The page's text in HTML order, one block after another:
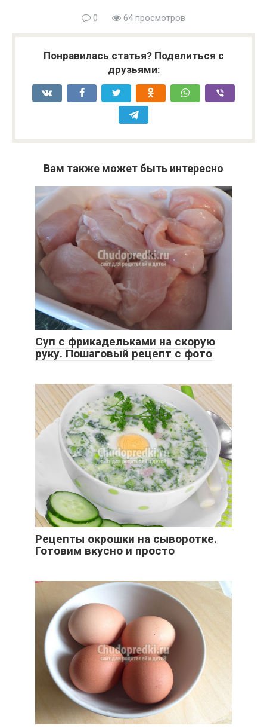
0 64 просмотров
Понравилась статья? Поделиться с
друзьями:
Вам также может быть интересно
Суп с фрикадельками на скорую
руку. Пошаговый рецепт с фото
Рецепты окрошки на сыворотке.
Готовим вкусно и просто